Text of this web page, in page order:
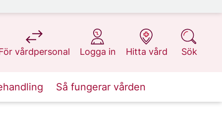
vårdpersonal
på 1177.se
Logga in
på 1177.se
Hitta vård
på 1177.se
Sök
på 1177.se
Så fungerar vården